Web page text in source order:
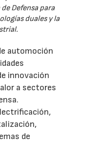
Defensa para
duales y la
automoción
innovación
a sectores
de